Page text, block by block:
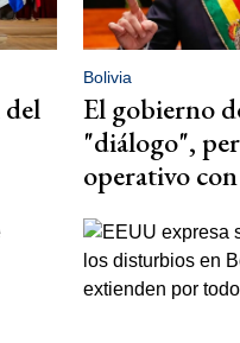
Bolivia
El gobierno
"diálogo",
operativo